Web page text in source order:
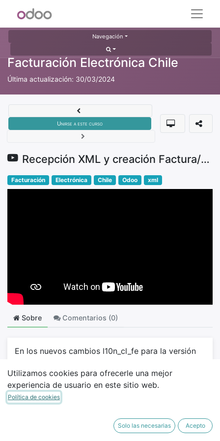
Navegación
Facturación Electrónica Chile
Última actualización: 30/03/2024
Recepción XML y creación Factura/Orden de compra
Unirse a este curso
Facturación Electrónica Chile Odoo xml
Sobre Comentarios (0)
En los nuevos cambios l10n_cl_fe para la versión
de forma automatizada o manual desde xml
proveedores #odoo #Chile
#facturaciónelectrónica
Utilizamos cookies para ofrecerle una mejor
experiencia de usuario en este sitio web.
Política de cookies
Solo las necesarias Acepto